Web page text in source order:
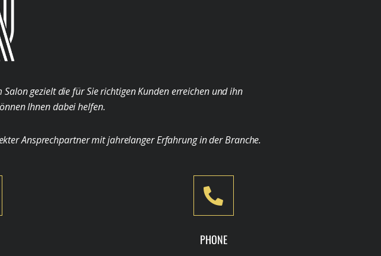
gezielt die für Sie richtigen Kunden erreichen und ihn
Ihnen dabei helfen.
Ansprechpartner mit jahrelanger Erfahrung in der Branche.
PHONE